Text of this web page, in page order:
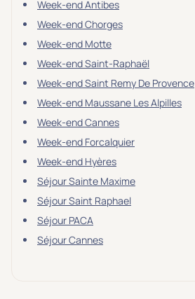
Week-end Antibes
Week-end Chorges
Week-end Motte
Week-end Saint-Raphaël
Week-end Saint Remy De Provence
Week-end Maussane Les Alpilles
Week-end Cannes
Week-end Forcalquier
Week-end Hyères
Séjour Sainte Maxime
Séjour Saint Raphael
Séjour PACA
Séjour Cannes